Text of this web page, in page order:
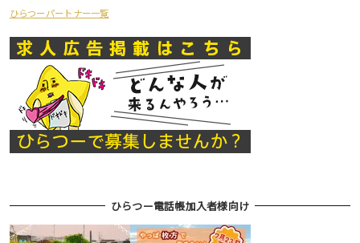
ひらつーパートナー一覧
ひらつー電話帳加入者様向け